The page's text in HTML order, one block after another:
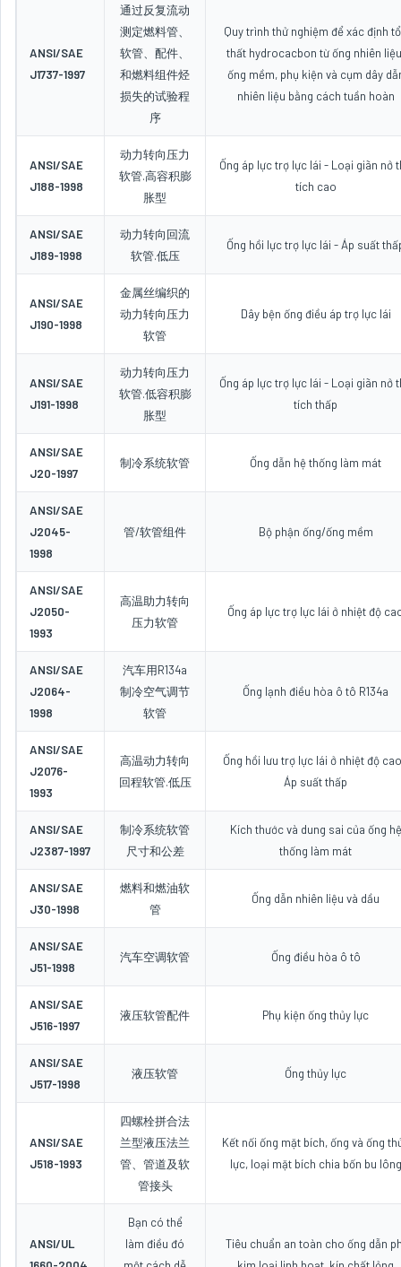
ANSI/SAE
J1737-1997
通过反复流动
测定燃料管、
软管、配件、
和燃料组件烃
损失的试验程
序
Quy trình thử nghiệm để xác định
thất hydrocacbon từ ống nhiên
ống mềm, phụ kiện và cụm dây
nhiên liệu bằng cách tuần hoàn
ANSI/SAE
J188-1998
动力转向压力
软管.高容积膨
胀型
Ống áp lực trợ lực lái - Loại giãn nở
tích cao
ANSI/SAE
J189-1998
动力转向回流
软管.低压
Ống hồi lực trợ lực lái - Áp suất
ANSI/SAE
J190-1998
金属丝编织的
动力转向压力
软管
Dây bện ống điều áp trợ lực lái
ANSI/SAE
J191-1998
动力转向压力
软管.低容积膨
胀型
Ống áp lực trợ lực lái - Loại giãn nở
tích thấp
ANSI/SAE
J20-1997
制冷系统软管 Ống dẫn hệ thống làm mát
ANSI/SAE
J2045-
1998
管/软管组件 Bộ phận ống/ống mềm
ANSI/SAE
J2050-
1993
高温助力转向
压力软管
Ống áp lực trợ lực lái ở nhiệt độ
ANSI/SAE
J2064-
1998
汽车用R134a
制冷空气调节
软管
Ống lạnh điều hòa ô tô R134a
ANSI/SAE
J2076-
1993
高温动力转向
回程软管.低压
Ống hồi lưu trợ lực lái ở nhiệt độ
Áp suất thấp
ANSI/SAE
J2387-1997
制冷系统软管
尺寸和公差
Kích thước và dung sai của ống hệ
thống làm mát
ANSI/SAE
J30-1998
燃料和燃油软
管
Ống dẫn nhiên liệu và dầu
ANSI/SAE
J51-1998
汽车空调软管 Ống điều hòa ô tô
ANSI/SAE
J516-1997
液压软管配件 Phụ kiện ống thủy lực
ANSI/SAE
J517-1998
液压软管 Ống thủy lực
ANSI/SAE
J518-1993
四螺栓拼合法
兰型液压法兰
管、管道及软
管接头
Kết nối ống mặt bích, ống và ống
lực, loại mặt bích chia bốn bu lông
ANSI/UL
Bạn có thể
làm điều đó
Tiêu chuẩn an toàn cho ống dẫn